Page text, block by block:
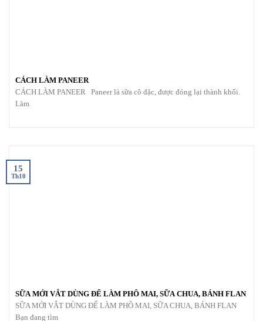
CÁCH LÀM PANEER
CÁCH LÀM PANEER Paneer là sữa cô đặc, được đóng lại thành khối.
Làm
SỮA MỚI VẮT DÙNG ĐỂ LÀM PHÔ MAI, SỮA CHUA, BÁNH FLAN
SỮA MỚI VẮT DÙNG ĐỂ LÀM PHÔ MAI, SỮA CHUA, BÁNH FLAN
Bạn đang tìm
15
Th10